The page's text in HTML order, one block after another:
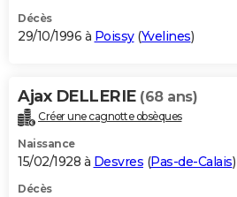
Décès
29/10/1996 à Poissy(Yvelines)
Ajax DELLERIE (68 ans)
Créer une cagnotte obsèques
Naissance
15/02/1928 à Desvres (Pas-de-Calais)
Décès